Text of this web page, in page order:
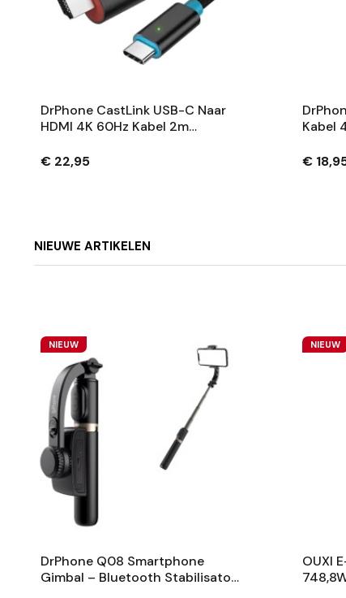
DrPhone CastLink USB-C Naar
HDMI 4K 60Hz Kabel 2m
Switch, Steam Deck, ROG Ally,
€ 22,95
Kabel
Kabel
€
NIEUWE ARTIKELEN
NIEUW
DrPhone Q08 Smartphone
Gimbal – Bluetooth Stabilisator
NIEUW
OUXI